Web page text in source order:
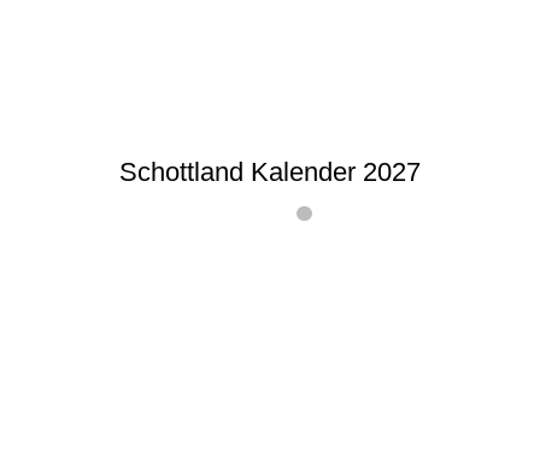
Schottland Kalender 2027